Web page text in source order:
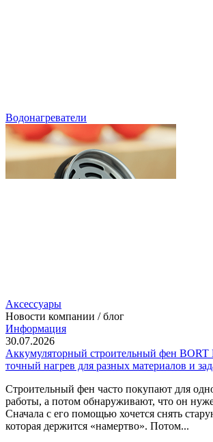
Водонагреватели
Аксессуары
Новости компании / блог
Информация
30.07.2026
Аккумуляторный строительный фен
точный нагрев для разных материалов и
Строительный фен часто покупают для
работы, а потом обнаруживают, что он
Сначала с его помощью хочется снять
которая держится «намертво». Потом...